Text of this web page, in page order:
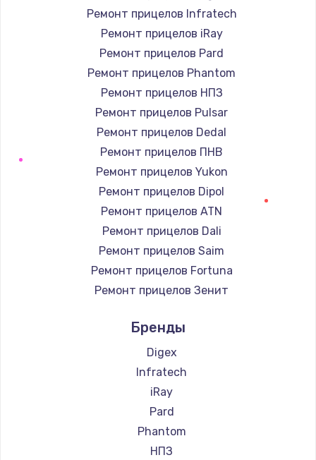
Ремонт прицелов Infratech
Ремонт прицелов iRay
Ремонт прицелов Pard
Ремонт прицелов Phantom
Ремонт прицелов НПЗ
Ремонт прицелов Pulsar
Ремонт прицелов Dedal
Ремонт прицелов ПНВ
Ремонт прицелов Yukon
Ремонт прицелов Dipol
Ремонт прицелов ATN
Ремонт прицелов Dali
Ремонт прицелов Saim
Ремонт прицелов Fortuna
Ремонт прицелов Зенит
Ремонт прицелов Artelv
Ремонт прицелов Hakko
Ремонт прицелов HALES
Ремонт прицелов Leica
Ремонт прицелов Vector Optics
Ремонт прицелов Carl Zeiss
Ремонт прицелов Zeiss
Бренды
Digex
Infratech
iRay
Pard
Phantom
НПЗ